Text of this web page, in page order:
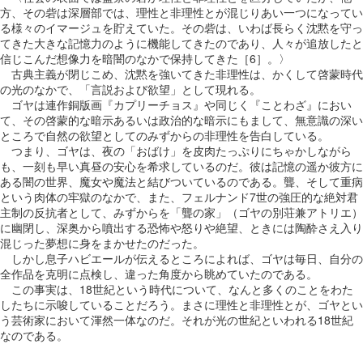
方、その砦は深層部では、理性と非理性とが混じりあい一つになってい
る様々のイマージュを貯えていた。その砦は、いわば長らく沈黙を守っ
てきた大きな記憶力のように機能してきたのであり、人々が追放したと
信じこんだ想像力を暗闇のなかで保持してきた［6］。〉
古典主義が閉じこめ、沈黙を強いてきた非理性は、かくして啓蒙時代
の光のなかで、「言説および欲望」として現れる。
ゴヤは連作銅版画『カプリーチョス』や同じく『ことわざ』におい
て、その啓蒙的な暗示あるいは政治的な暗示にもまして、無意識の深い
ところで自然の欲望としてのみずからの非理性を告白している。
つまり、ゴヤは、夜の「おばけ」を皮肉たっぷりにちゃかしながら
も、一刻も早い真昼の安心を希求しているのだ。彼は記憶の遥か彼方に
ある闇の世界、魔女や魔法と結びついているのである。聾、そして重病
という肉体の牢獄のなかで、また、フェルナンド7世の強圧的な絶対君
主制の反抗者として、みずからを「聾の家」（ゴヤの別荘兼アトリエ）
に幽閉し、深奥から噴出する恐怖や怒りや絶望、ときには陶酔さえ入り
混じった夢想に身をまかせたのだった。
しかし息子ハビエールが伝えるところによれば、ゴヤは毎日、自分の
全作品を克明に点検し、違った角度から眺めていたのである。
この事実は、18世紀という時代について、なんと多くのことをわた
したちに示唆していることだろう。まさに理性と非理性とが、ゴヤとい
う芸術家において渾然一体なのだ。それが光の世紀といわれる18世紀
なのである。